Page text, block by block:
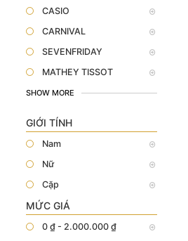
CASIO
CARNIVAL
SEVENFRIDAY
MATHEY TISSOT
SHOW MORE
GIỚI TÍNH
Nam
Nữ
Cặp
MỨC GIÁ
0 ₫ - 2.000.000 ₫